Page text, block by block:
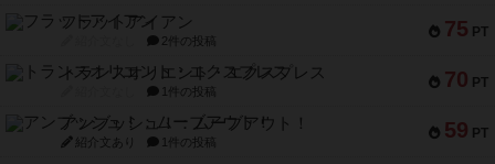
75 PT
フラットアイアン
2件の投稿
70 PT
トランスオリエント・エクスプレス
1件の投稿
59 PT
アンブッシュ！：ムーブアウト！
紹介文あり 1件の投稿